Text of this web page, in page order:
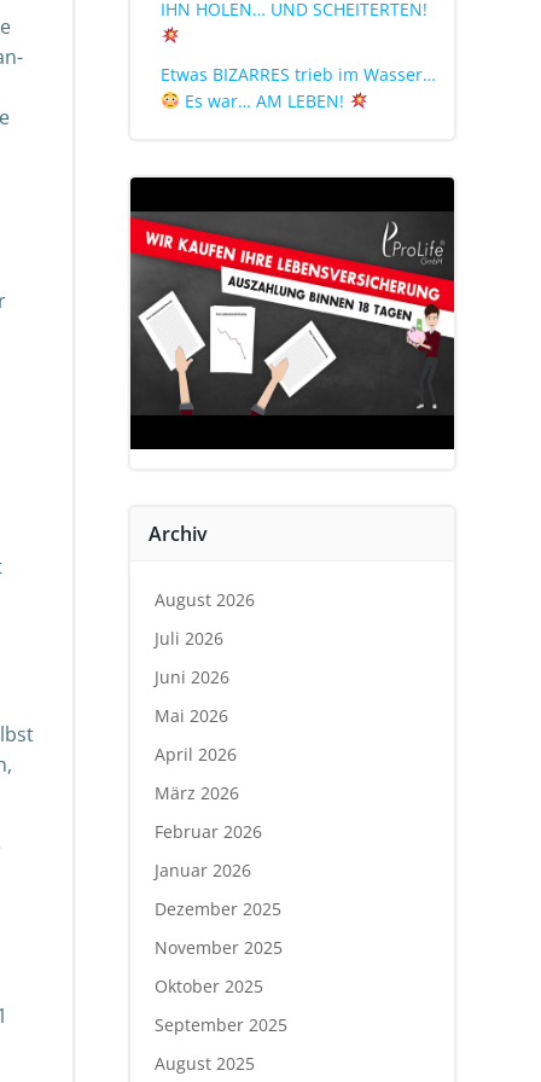
IHN HOLEN… UND SCHEITERTEN!
Etwas BIZARRES trieb im Wasser…
Es war… AM LEBEN!
Archiv
August 2026
Juli 2026
Juni 2026
Mai 2026
April 2026
März 2026
Februar 2026
Januar 2026
Dezember 2025
November 2025
Oktober 2025
September 2025
August 2025